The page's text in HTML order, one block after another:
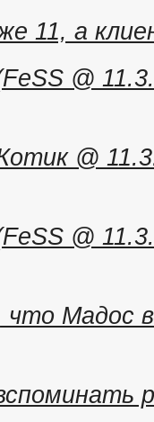
11, а
@
@
@
что Мадос